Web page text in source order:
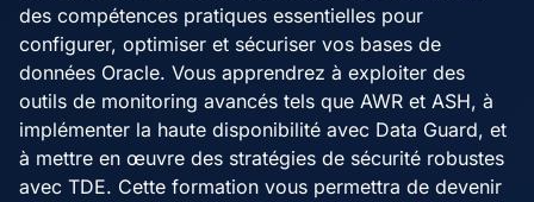
des compétences pratiques essentielles pour
configurer, optimiser et sécuriser vos bases de
données Oracle. Vous apprendrez à exploiter des
outils de monitoring avancés tels que AWR et ASH, à
implémenter la haute disponibilité avec Data Guard, et
à mettre en œuvre des stratégies de sécurité robustes
avec TDE. Cette formation vous permettra de devenir